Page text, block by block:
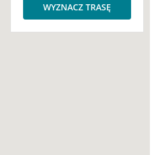
WYZNACZ TRASĘ